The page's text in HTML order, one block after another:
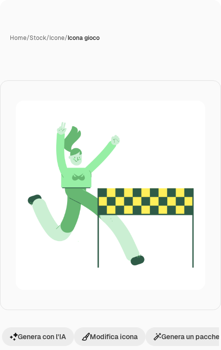
Home/Stock/Icone/Icona gioco
Genera con l'IA Modifica icona Genera un